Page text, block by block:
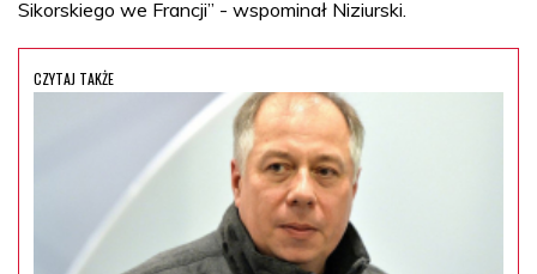
Sikorskiego we Francji” - wspominał Niziurski.
CZYTAJ TAKŻE